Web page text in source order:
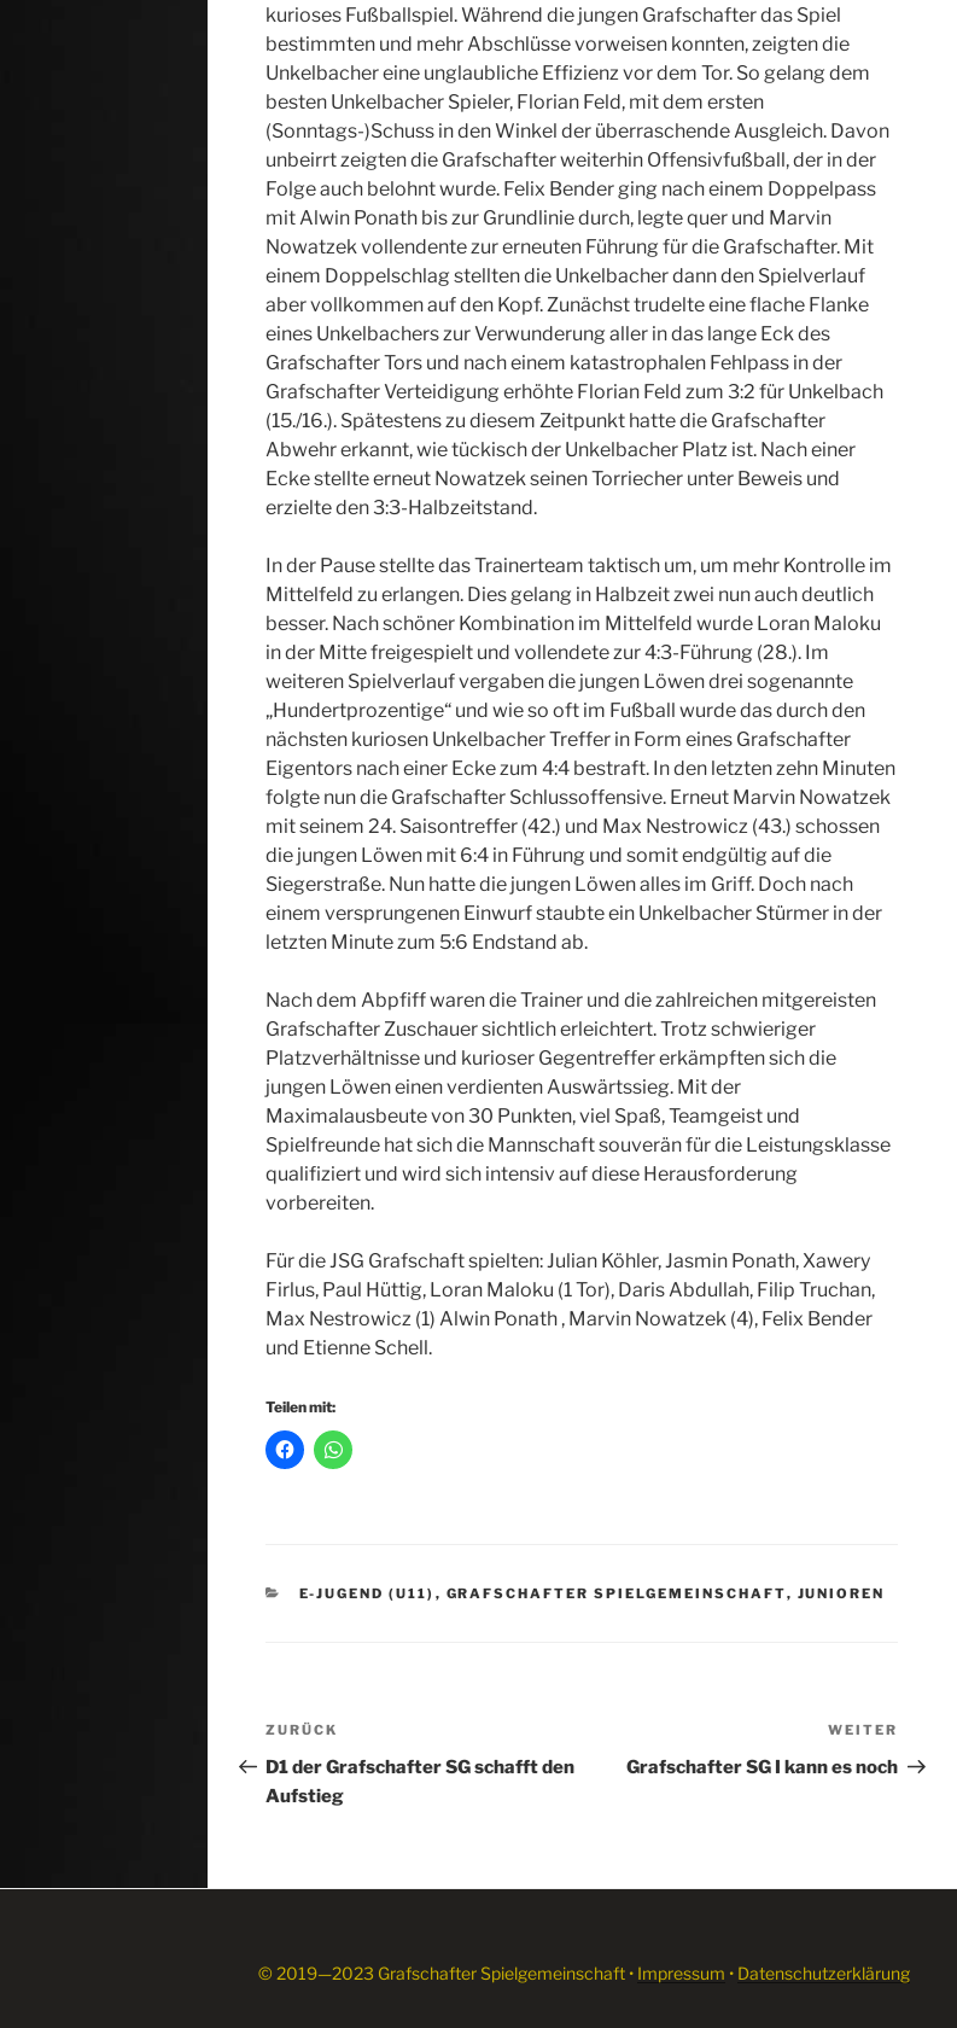
kurioses Fußballspiel. Während die jungen Grafschafter das Spiel
bestimmten und mehr Abschlüsse vorweisen konnten, zeigten die
Unkelbacher eine unglaubliche Effizienz vor dem Tor. So gelang dem
besten Unkelbacher Spieler, Florian Feld, mit dem ersten
(Sonntags-)Schuss in den Winkel der überraschende Ausgleich. Davon
unbeirrt zeigten die Grafschafter weiterhin Offensivfußball, der in der
Folge auch belohnt wurde. Felix Bender ging nach einem Doppelpass
mit Alwin Ponath bis zur Grundlinie durch, legte quer und Marvin
Nowatzek vollendente zur erneuten Führung für die Grafschafter. Mit
einem Doppelschlag stellten die Unkelbacher dann den Spielverlauf
aber vollkommen auf den Kopf. Zunächst trudelte eine flache Flanke
eines Unkelbachers zur Verwunderung aller in das lange Eck des
Grafschafter Tors und nach einem katastrophalen Fehlpass in der
Grafschafter Verteidigung erhöhte Florian Feld zum 3:2 für Unkelbach
(15./16.). Spätestens zu diesem Zeitpunkt hatte die Grafschafter
Abwehr erkannt, wie tückisch der Unkelbacher Platz ist. Nach einer
Ecke stellte erneut Nowatzek seinen Torriecher unter Beweis und
erzielte den 3:3-Halbzeitstand.
In der Pause stellte das Trainerteam taktisch um, um mehr Kontrolle im
Mittelfeld zu erlangen. Dies gelang in Halbzeit zwei nun auch deutlich
besser. Nach schöner Kombination im Mittelfeld wurde Loran Maloku
in der Mitte freigespielt und vollendete zur 4:3-Führung (28.). Im
weiteren Spielverlauf vergaben die jungen Löwen drei sogenannte
„Hundertprozentige“ und wie so oft im Fußball wurde das durch den
nächsten kuriosen Unkelbacher Treffer in Form eines Grafschafter
Eigentors nach einer Ecke zum 4:4 bestraft. In den letzten zehn Minuten
folgte nun die Grafschafter Schlussoffensive. Erneut Marvin Nowatzek
mit seinem 24. Saisontreffer (42.) und Max Nestrowicz (43.) schossen
die jungen Löwen mit 6:4 in Führung und somit endgültig auf die
Siegerstraße. Nun hatte die jungen Löwen alles im Griff. Doch nach
einem versprungenen Einwurf staubte ein Unkelbacher Stürmer in der
letzten Minute zum 5:6 Endstand ab.
Nach dem Abpfiff waren die Trainer und die zahlreichen mitgereisten
Grafschafter Zuschauer sichtlich erleichtert. Trotz schwieriger
Platzverhältnisse und kurioser Gegentreffer erkämpften sich die
jungen Löwen einen verdienten Auswärtssieg. Mit der
Maximalausbeute von 30 Punkten, viel Spaß, Teamgeist und
Spielfreunde hat sich die Mannschaft souverän für die Leistungsklasse
qualifiziert und wird sich intensiv auf diese Herausforderung
vorbereiten.
Für die JSG Grafschaft spielten: Julian Köhler, Jasmin Ponath, Xawery
Firlus, Paul Hüttig, Loran Maloku (1 Tor), Daris Abdullah, Filip Truchan,
Max Nestrowicz (1) Alwin Ponath , Marvin Nowatzek (4), Felix Bender
und Etienne Schell.
Teilen mit:
KATEGORIEN
E-JUGEND (U11) , GRAFSCHAFTER SPIELGEMEINSCHAFT, JUNIOREN
Beitragsnavigation
Vorheriger
Beitrag
ZURÜCK
D1 der Grafschafter SG schafft den
Aufstieg
Beitrag
WEITER
Grafschafter SG I kann es noch
© 2019—2023 Grafschafter Spielgemeinschaft • Impressum • Datenschutzerklärung